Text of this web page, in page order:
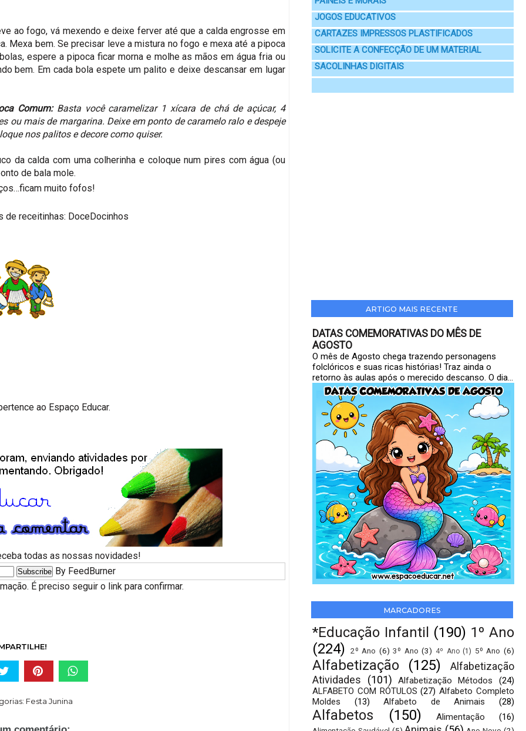
ao fogo, vá mexendo e deixe ferver até que a calda engrosse em
Mexa bem. Se precisar leve a mistura no fogo e mexa até a pipoca
espere a pipoca ficar morna e molhe as mãos em água fria ou
bem. Em cada bola espete um palito e deixe descansar em lugar
Comum:Basta você caramelizar 1 xícara de chá de açúcar, 4
ou mais de margarina. Deixe em ponto de caramelo ralo e despeje
nos palitos e decore como quiser.
da calda com uma colherinha e coloque num pires com água (ou
de bala mole.
muito fofos!
de receitinhas: DoceDocinhos
ao Espaço Educar.
todas as nossas novidades!
By FeedBurner
É preciso seguir o link para confirmar.
Festa Junina
JOGOS EDUCATIVOS
CARTAZES IMPRESSOS PLASTIFICADOS
SOLICITE A CONFECÇÃO DE UM MATERIAL
SACOLINHAS DIGITAIS
ARTIGO MAIS RECENTE
DATAS COMEMORATIVAS DO MÊS DE
AGOSTO
O mês de Agosto chega trazendo personagens
folclóricos e suas ricas histórias! Traz ainda o
retorno às aulas após o merecido descanso. O dia...
MARCADORES
*Educação Infantil (190) 1º Ano
(224)
2º Ano (6) 3º Ano (3) 4º Ano (1) 5º Ano (6)
Alfabetização (125)
Alfabetização
Atividades
(101) Alfabetização Métodos
(24)
ALFABETO COM RÓTULOS (27) Alfabeto Completo
Moldes
(13) Alfabeto de Animais (28)
Alfabetos (150) Alimentação (16)